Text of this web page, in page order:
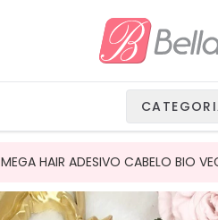
MEGA HAIR ADESIVO CABELO BIO